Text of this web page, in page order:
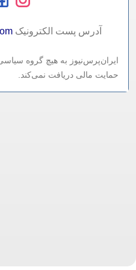
آدرس پست الکترونيک
ایران‌پرس‌نیوز به هیچ گروه
حمایت مالی دریافت نمی‌کند.